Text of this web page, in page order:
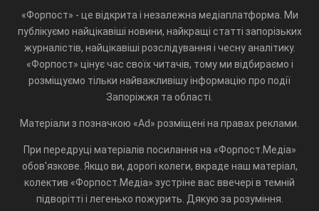
«Форпост» - це відкрита і незалежна медіаплатформа. Ми
публікуємо найцікавіші новини, найкращі статті запорізьких
журналістів, найцікавіші розслідування і чесну аналітику.
«Форпост» цінує час своїх читачів, тому ми відбираємо і
розміщуємо тільки найважливішу інформацію про події
Запоріжжя та області.
Матеріали з позначкою «Ad» розміщені на правах реклами.
При передруці матеріалів посилання на «Форпост.Медіа»
обов'язкове. Якщо ви, дорогі колеги, вкраде наш матеріал,
колектив «Форпост.Медіа» зустріне вас ввечері в темній
підворітті і легенько пожурить. Дякую за розуміння.